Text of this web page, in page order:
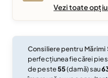
Vezi toate
Consiliere pentru Mărimi
perfecțiunea fiecărei
de peste55(damă) sau